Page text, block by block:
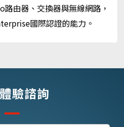
由器、交換器與無線網路，
國際認證的能力。
驗諮詢